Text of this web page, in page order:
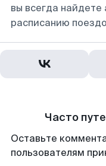
вы всегда
расписанию
Часто
Оставьте
пользователям